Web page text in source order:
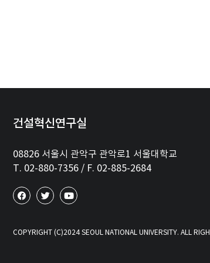
건설혁신연구실
08826 서울시 관악구 관악로1 서울대학교
T. 02-880-7356 / F. 02-885-2684
COPYRIGHT (C)2024 SEOUL NATIONAL UNIVERSITY. ALL